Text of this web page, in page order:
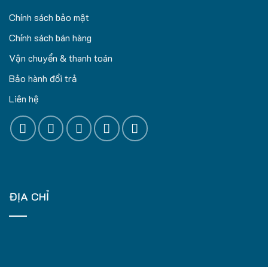
Chính sách bảo mật
Chính sách bán hàng
Vận chuyển & thanh toán
Bảo hành đổi trả
Liên hệ
ĐỊA CHỈ